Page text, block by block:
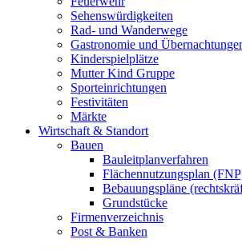
Sehenswürdigkeiten
Rad- und Wanderwege
Gastronomie und
Kinderspielplätze
Mutter Kind Gruppe
Sporteinrichtungen
Festivitäten
Märkte
Wirtschaft & Standort
Bauen
Bauleitplanverfahren
Flächennutzungsplan
Bebauungspläne
Grundstücke
Firmenverzeichnis
Post & Banken